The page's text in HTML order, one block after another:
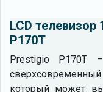
LCD телевизор
P170T
Prestigio P170T
который может